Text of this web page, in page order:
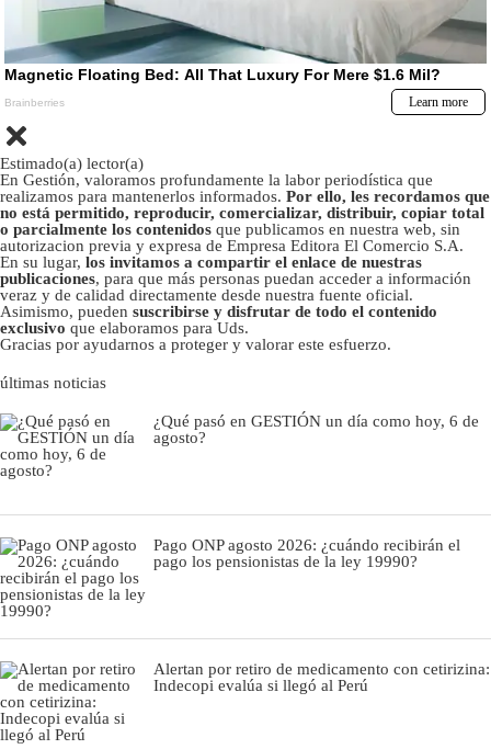
Estimado(a) lector(a)
En Gestión, valoramos profundamente la labor periodística que
realizamos para mantenerlos informados. Por ello, les recordamos que
no está permitido, reproducir, comercializar, distribuir, copiar total
o parcialmente los contenidos que publicamos en nuestra web, sin
autorizacion previa y expresa de Empresa Editora El Comercio S.A.
En su lugar, los invitamos a compartir el enlace de nuestras
publicaciones, para que más personas puedan acceder a información
veraz y de calidad directamente desde nuestra fuente oficial.
Asimismo, pueden suscribirse y disfrutar de todo el contenido
exclusivo que elaboramos para Uds.
Gracias por ayudarnos a proteger y valorar este esfuerzo.
últimas noticias
¿Qué pasó en GESTIÓN un día como hoy, 6 de
agosto?
Pago ONP agosto 2026: ¿cuándo recibirán el
pago los pensionistas de la ley 19990?
Alertan por retiro de medicamento con cetirizina:
Indecopi evalúa si llegó al Perú